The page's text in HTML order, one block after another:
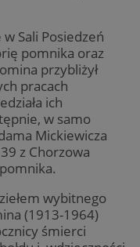
Sali Posiedzeń
pomnika oraz
przybliżył
pracach
ich
w samo
Mickiewicza
z Chorzowa
wybitnego
(1913-1964)
śmierci